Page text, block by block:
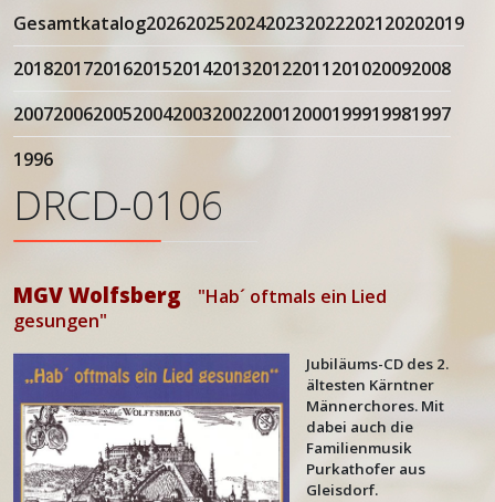
Gesamtkatalog20262025202420232022202120202019
20182017201620152014201320122011201020092008
20072006200520042003200220012000199919981997
1996
DRCD-0106
MGV Wolfsberg
"Hab´ oftmals ein Lied
gesungen"
Jubiläums-CD des 2.
ältesten Kärntner
Männerchores. Mit
dabei auch die
Familienmusik
Purkathofer aus
Gleisdorf.